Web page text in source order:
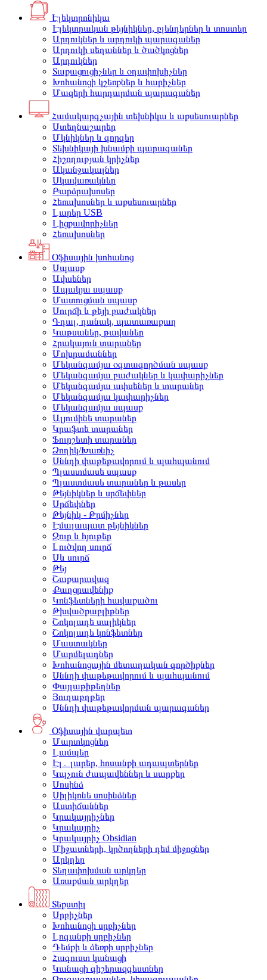
Էլեկտրոնիկա
Էլեկտրական թեյնիկներ, բլենդերներ և տոստեր
Արդուկներ և արդուկի պարագաներ
Արդուկի սեղաններ և ծածկոցներ
Արդուկներ
Տաքացուցիչներ և օդափոխիչներ
Խոհանոցի կշեռքներ և հարիչներ
Մազերի հարդարման պարագաներ
Համակարգչային տեխնիկա և աքսեսուարներ
Ստեղնաշարեր
Մկնիկներ և գորգեր
Տեխնիկայի խնամքի պարագաներ
Հիշողության կրիչներ
Ականջակալներ
Սկավառակներ
Բարձրախոսեր
Հեռախոսներ և աքսեսուարներ
Լարեր USB
Լիցքավորիչներ
Հեռախոսներ
Օֆիսային խոհանոց
Սպասք
Ափսեներ
Ապակյա սպասք
Մատուցման սպասք
Սուրճի և թեյի բաժակներ
Գդալ, դանակ, պատառաքաղ
Կաթսաներ, թավաներ
Հրակայուն տարաներ
Մոխրամաններ
Մեկանգամյա օգտագործման սպասք
Մեկանգամյա բաժակներ և կափարիչներ
Մեկանգամյա ափսեներ և տարաներ
Մեկանգամյա կափարիչներ
Մեկանգամյա սպասք
Ալյումինե տարաներ
Կրաֆտե տարաներ
Ֆուրշետի տարաներ
Ձողիկ/Խառնիչ
Սննդի փաթեթավորում և պահպանում
Պլաստմասե սպասք
Պլաստմասե տարաներ և թասեր
Թեյնիկներ և սրճեփներ
Սրճեփներ
Թեյնիկ - Թրմիչներ
Էմալապատ թեյնիկներ
Ջուր և հյութեր
Լուծվող սուրճ
Սև սուրճ
Թեյ
Շաքարավազ
Քաղցրավենիք
Կոնֆետների հավաքածու
Թխվածքաբլիթներ
Շոկոլադե սալիկներ
Շոկոլադե կոնֆետներ
Մաստակներ
Մարմելադներ
Խոհանոցային մետաղական գործիքներ
Սննդի փաթեթավորում և պահպանում
Փայլաթիթեղներ
Յուղաթղթեր
Սննդի փաթեթավորման պարագաներ
Օֆիսային վարպետ
Մարտկոցներ
Լամպեր
Էլ․ լարեր, հոսանքի ադապտերներ
Կպչուն ժապավեններ և սարքեր
Սոսինձ
Սիլիկոնե սոսինձներ
Աստիճաններ
Կրակայրիչներ
Կրակայրիչ
Կրակայրիչ Obsidian
Միջատների, կրծողների դեմ միջոցներ
Արկղեր
Տեղափոխման արկղեր
Առաքման արկղեր
Տեքստիլ
Սրբիչներ
Խոհանոցի սրբիչներ
Լոգանքի սրբիչներ
Դեմքի և ձեռքի սրբիչներ
Հագուստ կանացի
Կանացի գիշերազգեստներ